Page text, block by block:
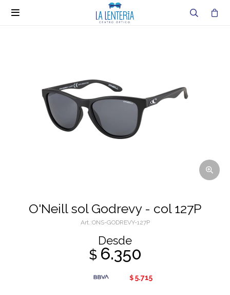

O'Neill sol Godrevy - col 127P
ONS-GODREVY-127P
Desde
$ 6.350
$ 5.715